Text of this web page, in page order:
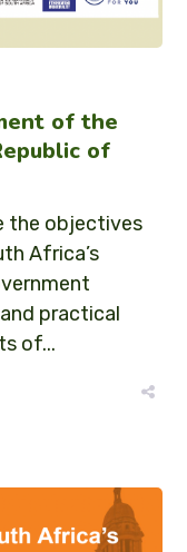
of the
of
the objectives
Africa’s
practical
of...